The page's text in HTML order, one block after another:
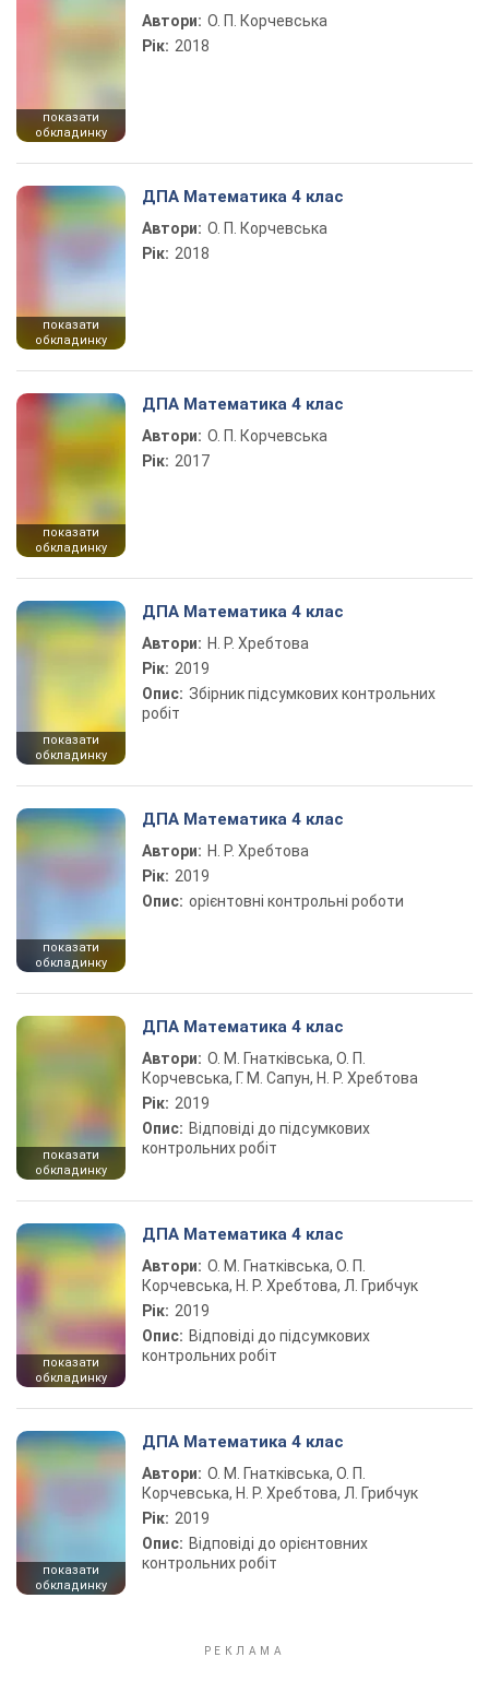
показати
обкладинку
Автори: О. П. Корчевська
Рік: 2018
показати
обкладинку
ДПА Математика 4 клас
Автори: О. П. Корчевська
Рік: 2018
показати
обкладинку
ДПА Математика 4 клас
Автори: О. П. Корчевська
Рік: 2017
показати
обкладинку
ДПА Математика 4 клас
Автори: Н. Р. Хребтова
Рік: 2019
Опис: Збірник підсумкових контрольних
робіт
показати
обкладинку
ДПА Математика 4 клас
Автори: Н. Р. Хребтова
Рік: 2019
Опис: орієнтовні контрольні роботи
показати
обкладинку
ДПА Математика 4 клас
Автори: О. М. Гнатківська, О. П.
Корчевська, Г. М. Сапун, Н. Р. Хребтова
Рік: 2019
Опис: Відповіді до підсумкових
контрольних робіт
показати
обкладинку
ДПА Математика 4 клас
Автори: О. М. Гнатківська, О. П.
Корчевська, Н. Р. Хребтова, Л. Грибчук
Рік: 2019
Опис: Відповіді до підсумкових
контрольних робіт
показати
обкладинку
ДПА Математика 4 клас
Автори: О. М. Гнатківська, О. П.
Корчевська, Н. Р. Хребтова, Л. Грибчук
Рік: 2019
Опис: Відповіді до орієнтовних
контрольних робіт